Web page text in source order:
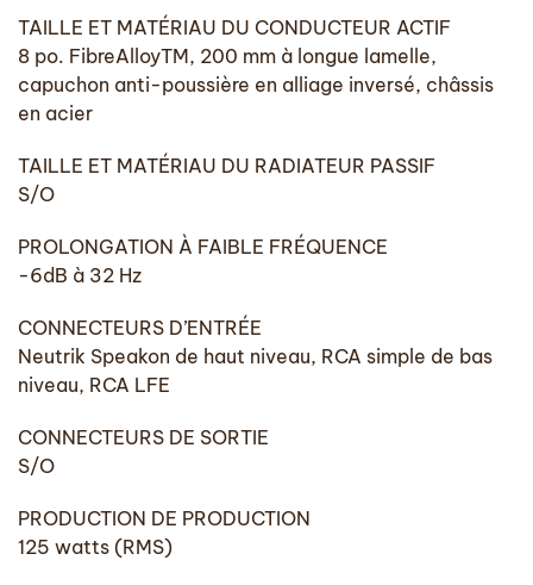
TAILLE ET MATÉRIAU DU CONDUCTEUR ACTIF
8 po. FibreAlloyTM, 200 mm à longue lamelle,
capuchon anti-poussière en alliage inversé, châssis
en acier
TAILLE ET MATÉRIAU DU RADIATEUR PASSIF
S/O
PROLONGATION À FAIBLE FRÉQUENCE
-6dB à 32 Hz
CONNECTEURS D’ENTRÉE
Neutrik Speakon de haut niveau, RCA simple de bas
niveau, RCA LFE
CONNECTEURS DE SORTIE
S/O
PRODUCTION DE PRODUCTION
125 watts (RMS)